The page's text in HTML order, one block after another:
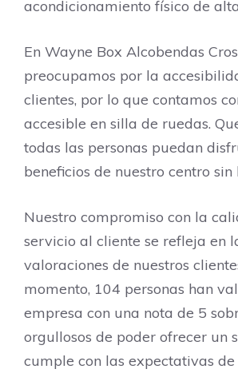
acondicionamiento físico de
En Wayne Box Alcobendas
preocupamos por la
clientes, por lo que contamos
accesible en silla de ruedas.
todas las personas puedan
beneficios de nuestro centro
Nuestro compromiso con la
servicio al cliente se refleja en
valoraciones de nuestros
momento, 104 personas han
empresa con una nota de 5
orgullosos de poder ofrecer un
cumple con las expectativas de